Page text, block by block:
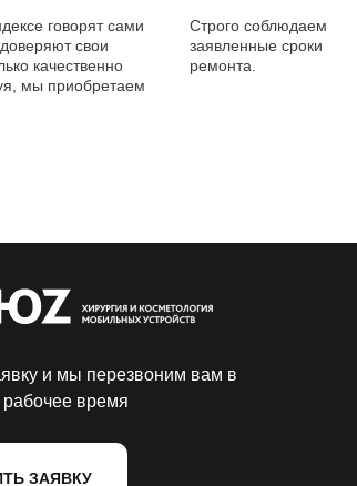
говорят сами
свои
качественно
мы приобретаем
Строго соблюдаем
заявленные сроки
ремонта.
и мы перезвоним вам в
время
ЗАЯВКУ